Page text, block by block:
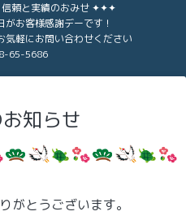
と実績のおみせ ✦✦✦
客様感謝デーです！
気軽にお問い合わせください
65-5686
知らせ
がとうございます。